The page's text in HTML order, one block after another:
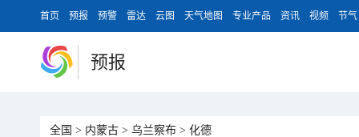
首页 预报 预警 雷达 云图 天气地图 专业产品 资讯 视频 节气
预报
全国 > 内蒙古 > 乌兰察布 > 化德